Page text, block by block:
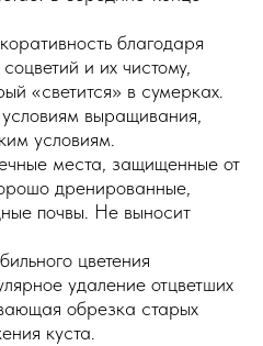
благодаря
и их чистому,
«светится» в сумерках.
выращивания,
условиям.
места, защищенные от
дренированные,
почвы. Не выносит
цветения
удаление отцветших
обрезка старых
куста.